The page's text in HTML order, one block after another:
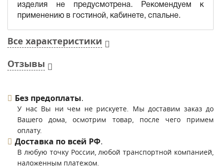
изделия не предусмотрена. Рекомендуем к
применению в гостиной, кабинете, спальне.
Все характеристики
Отзывы
Без предоплаты.
У нас Вы ни чем не рискуете. Мы доставим заказ до
Вашего дома, осмотрим товар, после чего примем
оплату.
Доставка по всей РФ.
В любую точку России, любой транспортной компанией,
наложенным платежом.